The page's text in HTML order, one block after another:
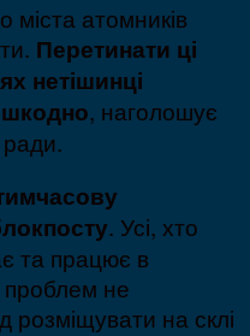
міста атомників
Перетинати ці
нетішинці
, наголошує
ради.
. Усі, хто
та працює в
проблем не
розміщувати на склі